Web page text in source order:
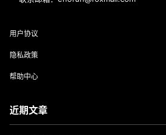
用户协议
隐私政策
帮助中心
近期文章